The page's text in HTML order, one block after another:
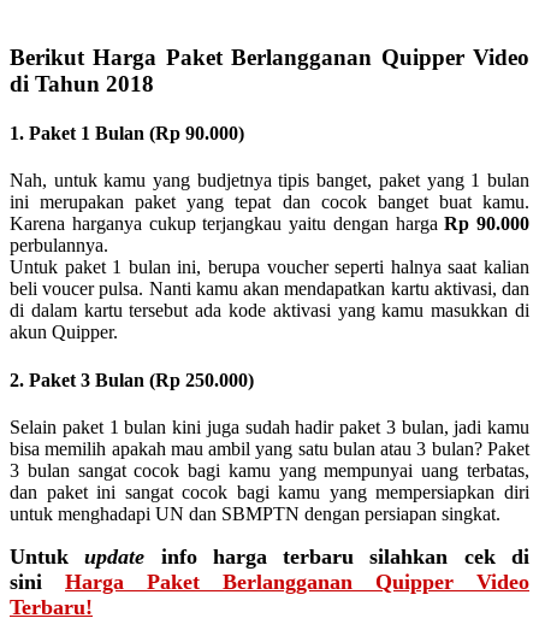
Berikut Harga Paket Berlangganan Quipper Video
di Tahun 2018
1. Paket 1 Bulan (Rp 90.000)
Nah, untuk kamu yang budjetnya tipis banget, paket yang 1 bulan
ini merupakan paket yang tepat dan cocok banget buat kamu.
Karena harganya cukup terjangkau yaitu dengan hargaRp 90.000
perbulannya.
Untuk paket 1 bulan ini, berupa voucher seperti halnya saat kalian
beli voucer pulsa. Nanti kamu akan mendapatkan kartu aktivasi, dan
di dalam kartu tersebut ada kode aktivasi yang kamu masukkan di
akun Quipper.
2. Paket 3 Bulan (Rp 250.000)
Selain paket 1 bulan kini juga sudah hadir paket 3 bulan, jadi kamu
bisa memilih apakah mau ambil yang satu bulan atau 3 bulan? Paket
3 bulan sangat cocok bagi kamu yang mempunyai uang terbatas,
dan paket ini sangat cocok bagi kamu yang mempersiapkan diri
untuk menghadapi UN dan SBMPTN dengan persiapan singkat.
Untukupdate info harga terbaru silahkan cek di
sini Harga Paket Berlangganan Quipper Video
Terbaru!